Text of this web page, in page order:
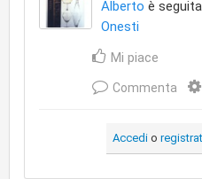
Alberto è
Onesti
Mi piace
Commenta
Accedi o